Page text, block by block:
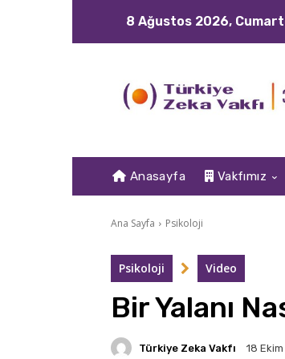
8 Ağustos 2026,
Anasayfa Vakfımız
Ana Sayfa Psikoloji
Psikoloji Video
Bir Yalanı
Türkiye Zeka Vakfı 18